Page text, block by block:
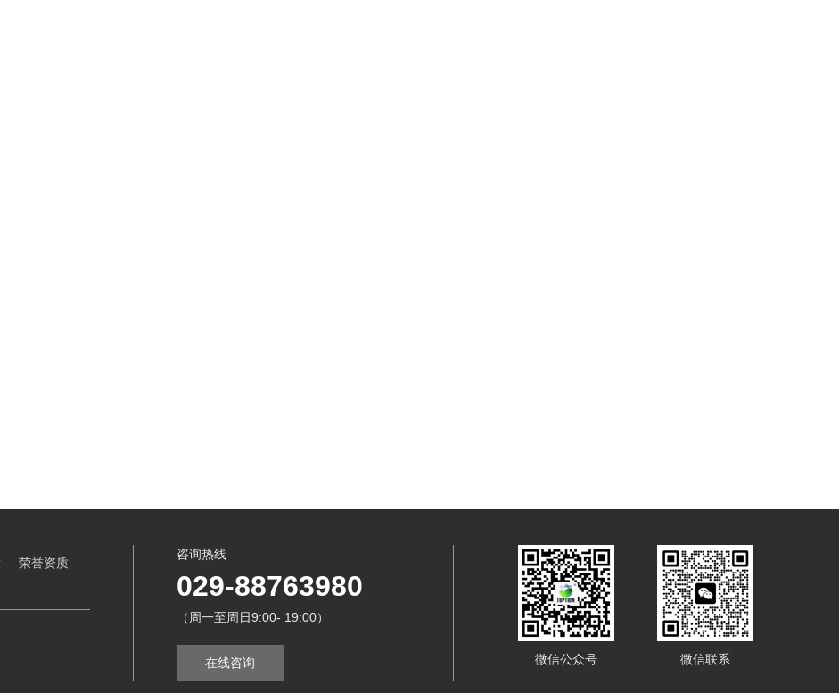
荣誉资质
咨询热线
029-88763980
（周一至周日9:00- 19:00）
在线咨询 微信公众号 微信联系